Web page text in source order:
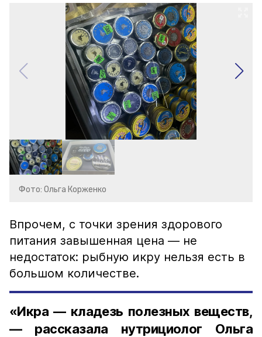
Фото: Ольга Корженко
Впрочем, с точки зрения здорового
питания завышенная цена — не
недостаток: рыбную икру нельзя есть в
большом количестве.
«Икра — кладезь полезных веществ,
— рассказала нутрициолог Ольга